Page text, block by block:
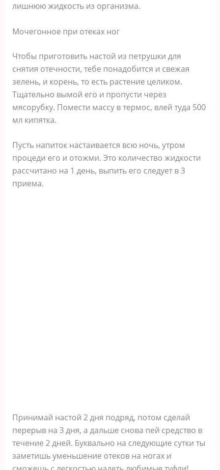
лишнюю жидкость из организма.
Мочегонное при отеках ног
Чтобы приготовить настой из петрушки для
снятия отечности, тебе понадобится и свежая
зелень, и корень, то есть растение целиком.
Тщательно вымой его и пропусти через
мясорубку. Помести массу в термос, влей туда 500
мл кипятка.
Пусть напиток настаивается всю ночь, утром
процеди его и отожми. Это количество жидкости
рассчитано на 1 день, выпить его следует в 3
приема.
Принимай настой 2 дня подряд, потом сделай
перерыв на 3 дня, а дальше снова пей средство в
течение 2 дней. Буквально на следующие сутки ты
заметишь уменьшение отеков на ногах и